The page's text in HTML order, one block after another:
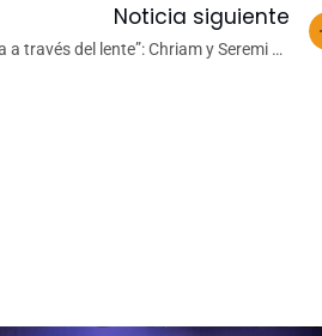
Noticia siguiente
a través del lente”: Chriam y Seremi de